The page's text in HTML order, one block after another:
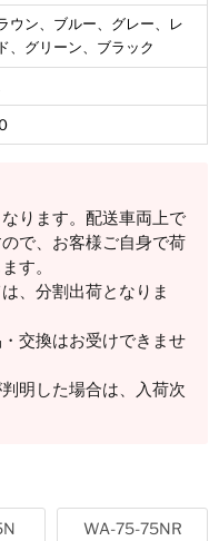
ウン、ブルー、グレー、レ
、グリーン、ブラック
ります。配送車両上で
で、お客様ご自身で荷
す。
、分割出荷となりま
交換はお受けできませ
明した場合は、入荷次
WA-75-75NR